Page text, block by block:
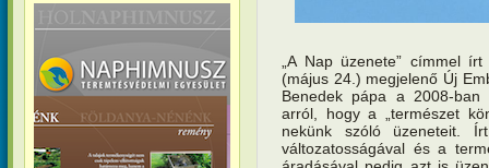
„A Nap üzenete” címmel
(május 24.) megjelenő Új
Benedek pápa a 2008-ban
arról, hogy a „természet
nekünk szóló üzeneteit.
változatosságával és a